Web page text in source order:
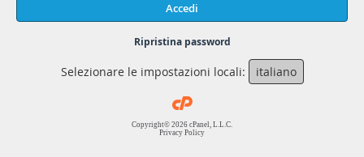
Accedi
Ripristina password
Selezionare le impostazioni locali: italiano
Copyright© 2026 cPanel, L.L.C.
Privacy Policy